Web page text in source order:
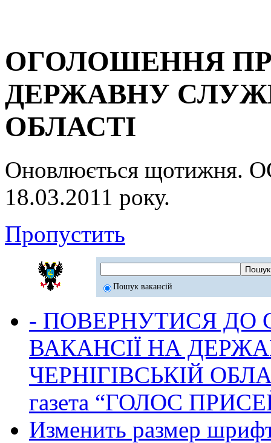
ОГОЛОШЕННЯ
ДЕРЖАВНУ
ОБЛАСТІ
Оновлюється
18.03.2011 року.
Пропустить
Пошук вакансій
- ПОВЕРНУТИСЯ ДО
ВАКАНСІЇ НА
ЧЕРНІГІВСЬКІЙ
газета “ГОЛОС
Изменить размер